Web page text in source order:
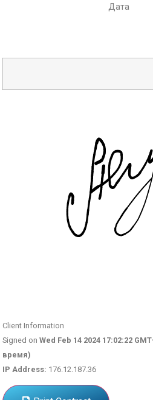
Дата
Client Information
Signed onWed Feb 14 2024 17:02:22
время)
IP Address: 176.12.187.36